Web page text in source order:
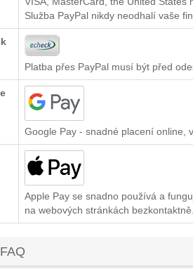
Služba PayPal nikdy neodhalí vaše
Platba přes PayPal musí být před
Google Pay - snadné placení online,
Apple Pay se snadno používá a
na webových stránkách bezkontaktně.
FAQ